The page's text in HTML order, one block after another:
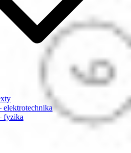
elektrotechnika
fyzika